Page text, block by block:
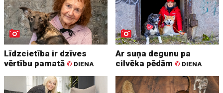
Līdzcietība ir dzīves
vērtību pamatā © DIENA
Ar suņa degunu pa
cilvēka pēdām © DIENA